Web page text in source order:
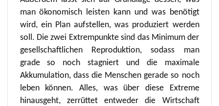
man ökonomisch leisten kann und was benötigt
wird, ein Plan aufstellen, was produziert werden
soll. Die zwei Extrempunkte sind das Minimum der
gesellschaftlichen Reproduktion, sodass man
grade so noch stagniert und die maximale
Akkumulation, dass die Menschen gerade so noch
leben können. Alles, was über diese Extreme
hinausgeht, zerrüttet entweder die Wirtschaft